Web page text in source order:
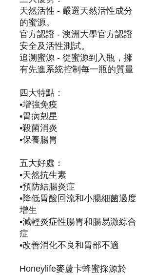
天然活性 - 嚴選天然活性成分
的蜜源。
官方認證 - 澳洲大學官方認證
安全及活性測試。
追溯蜜源 - 從蜜源到入瓶，擁
有先進系統控制每一瓶的質量
四大特點：
•增強免疫
•胃病剋星
•殺菌消炎
•保養腸胃
五大好處：
•天然抗生素
•預防結腸炎症
•降低胃酸回流和小腸細菌過度
增生
•減輕炎症性腸胃和腸易激綜合
症
•改善消化不良和胃部不適
Honeylife麥蘆卡蜂蜜採源於